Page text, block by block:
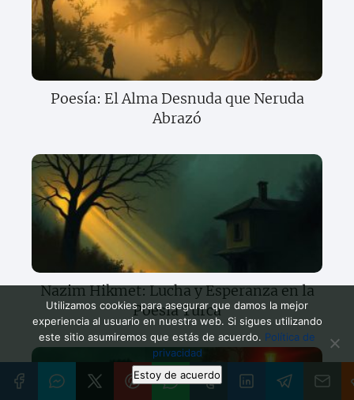
Poesía: El Alma Desnuda que Neruda
Abrazó
Nazim Hikmet: Lucha y Esperanza en la
Poesía Turca
Utilizamos cookies para asegurar que damos la mejor
experiencia al usuario en nuestra web. Si sigues utilizando
este sitio asumiremos que estás de acuerdo. Política de
privacidad
Estoy de acuerdo